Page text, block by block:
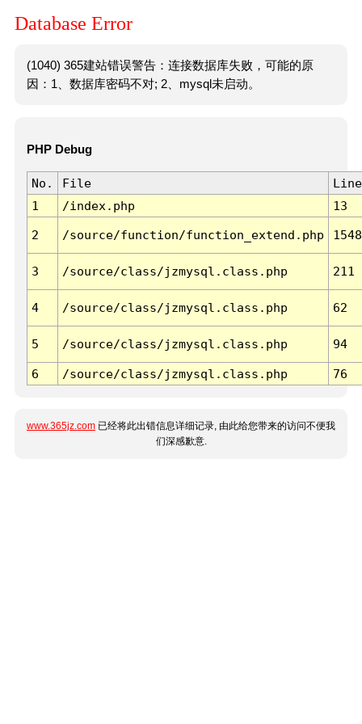
Database Error
(1040) 365建站错误警告：连接数据库失败，可能的原
因：1、数据库密码不对; 2、mysql未启动。
PHP Debug
No. File
Line
1
/index.php 13
2 /source/function/function_extend.php 1548
3 /source/class/jzmysql.class.php 211
4 /source/class/jzmysql.class.php 62
5 /source/class/jzmysql.class.php 94
6 /source/class/jzmysql.class.php 76
www.365jz.com 已经将此出错信息详细记录, 由此给您带来的访问不便我
们深感歉意.